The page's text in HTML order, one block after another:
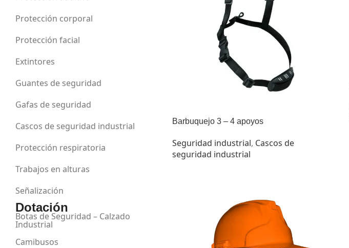
Protección corporal
Protección facial
Extintores
Guantes de seguridad
Gafas de seguridad
Cascos de seguridad industrial
Protección respiratoria
Trabajos en alturas
Señalización
Dotación
Botas de Seguridad – Calzado
Industrial
Camibusos
Barbuquejo 3 – 4 apoyos
Seguridad industrial, Cascos de
seguridad industrial